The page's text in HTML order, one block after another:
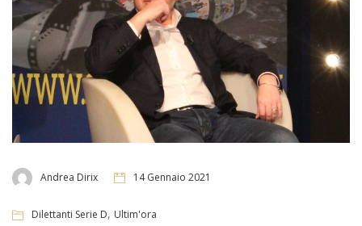
Andrea Dirix 14 Gennaio 2021
Dilettanti Serie D, Ultim'ora